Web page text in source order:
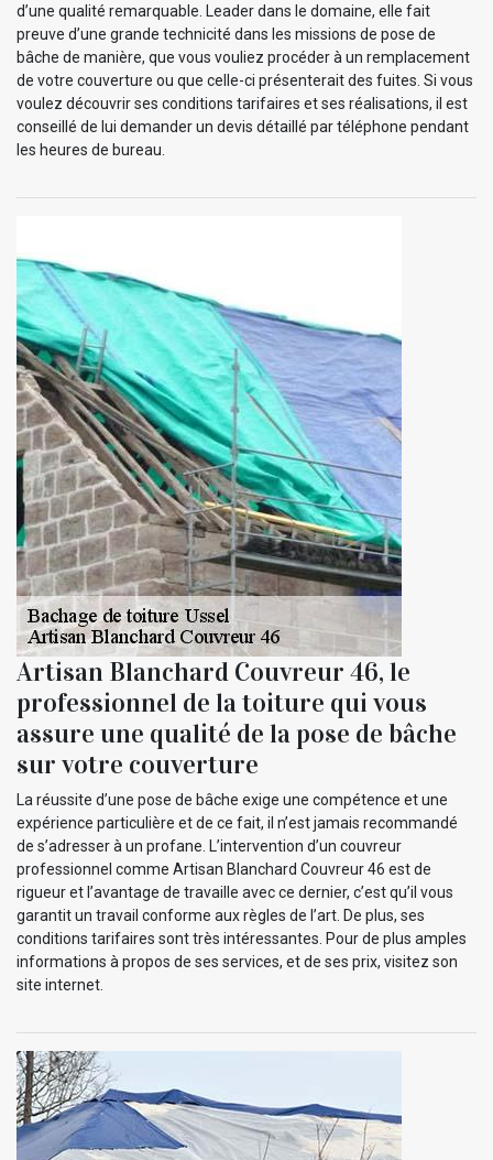
d’une qualité remarquable. Leader dans le domaine, elle fait
preuve d’une grande technicité dans les missions de pose de
bâche de manière, que vous vouliez procéder à un remplacement
de votre couverture ou que celle-ci présenterait des fuites. Si vous
voulez découvrir ses conditions tarifaires et ses réalisations, il est
conseillé de lui demander un devis détaillé par téléphone pendant
les heures de bureau.
Artisan Blanchard Couvreur 46, le
professionnel de la toiture qui vous
assure une qualité de la pose de bâche
sur votre couverture
La réussite d’une pose de bâche exige une compétence et une
expérience particulière et de ce fait, il n’est jamais recommandé
de s’adresser à un profane. L’intervention d’un couvreur
professionnel comme Artisan Blanchard Couvreur 46 est de
rigueur et l’avantage de travaille avec ce dernier, c’est qu’il vous
garantit un travail conforme aux règles de l’art. De plus, ses
conditions tarifaires sont très intéressantes. Pour de plus amples
informations à propos de ses services, et de ses prix, visitez son
site internet.